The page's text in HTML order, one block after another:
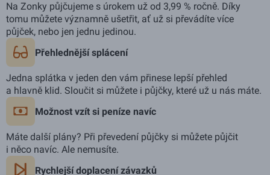
Na Zonky půjčujeme s úrokem už od 3,99 % ročně. Díky
tomu můžete významně ušetřit, ať už si převádíte více
půjček, nebo jen jednu jedinou.
Přehlednější splácení
Jedna splátka v jeden den vám přinese lepší přehled
a hlavně klid. Sloučit si můžete i půjčky, které už u nás máte.
Možnost vzít si peníze navíc
Máte další plány? Při převedení půjčky si můžete půjčit
i něco navíc. Ale nemusíte.
Rychlejší doplacení závazků